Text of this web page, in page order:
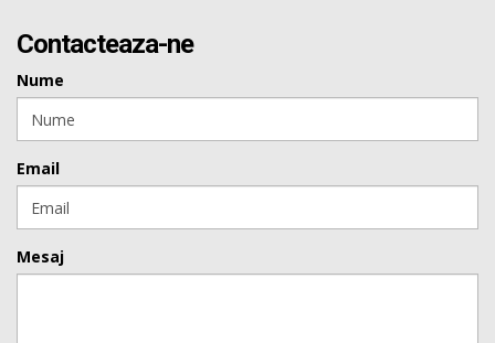
Contacteaza-ne
Nume
Email
Mesaj